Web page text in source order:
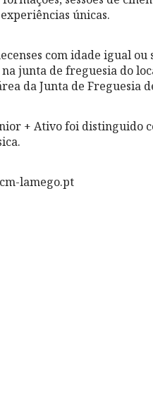
únicas.
com idade igual
junta de freguesia do
da Junta de Freguesia
+ Ativo foi distinguido
lamego.pt